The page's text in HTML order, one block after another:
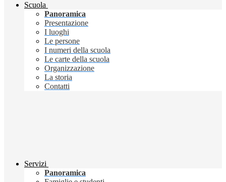
Scuola
Panoramica
Presentazione
I luoghi
Le persone
I numeri della scuola
Le carte della scuola
Organizzazione
La storia
Contatti
Servizi
Panoramica